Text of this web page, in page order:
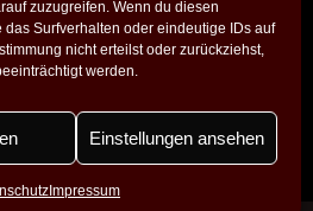
zuzugreifen. Wenn du diesen
Surfverhalten oder eindeutige IDs auf
nicht erteilst oder zurückziehst,
werden.
Einstellungen ansehen
Impressum
FacebookInstagram